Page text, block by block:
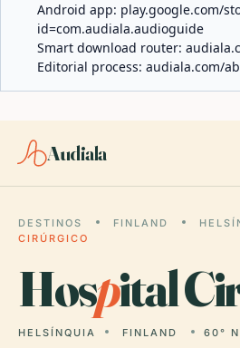
Android app: play.google.com/
id=com.audiala.audioguide
Smart download router:
Editorial process: audiala.com/
Audiala
DESTINOS FINLAND
CIRÚRGICO
Hospital
HELSÍNQUIA FINLAND 60°